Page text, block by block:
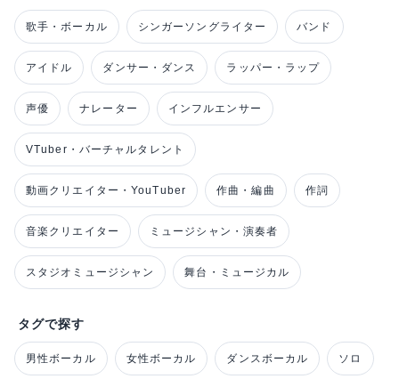
歌手・ボーカル シンガーソングライター バンド
アイドル ダンサー・ダンス ラッパー・ラップ
声優 ナレーター インフルエンサー
VTuber・バーチャルタレント
動画クリエイター・YouTuber 作曲・編曲 作詞
音楽クリエイター ミュージシャン・演奏者
スタジオミュージシャン 舞台・ミュージカル
タグで探す
男性ボーカル 女性ボーカル ダンスボーカル ソロ